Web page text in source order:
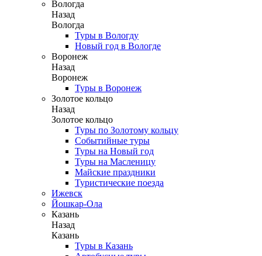
Вологда
Назад
Вологда
Туры в Вологду
Новый год в Вологде
Воронеж
Назад
Воронеж
Туры в Воронеж
Золотое кольцо
Назад
Золотое кольцо
Туры по Золотому кольцу
Событийные туры
Туры на Новый год
Туры на Масленицу
Майские праздники
Туристические поезда
Ижевск
Йошкар-Ола
Казань
Назад
Казань
Туры в Казань